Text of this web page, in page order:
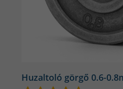
Huzaltoló görgő 0.6-